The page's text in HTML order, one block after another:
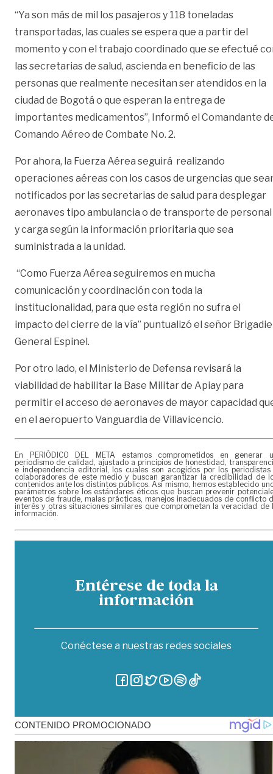
“Ya son más de mil los pasajeros y 118 toneladas
transportadas, las cuales se espera que a partir del
momento y con el trabajo coordinado que se efectué
las secretarias de salud, ascienda en beneficio de las
personas que realmente necesitan ser atendidos en la
ciudad de Bogotá o que esperan la entrega de
importantes medicamentos”, Informó el Comandante
Comando Aéreo de Combate No. 2.
Por ahora, la Fuerza Aérea seguirá realizando
operaciones aéreas con los casos de urgencias que
notificados por las secretarias de salud para desplegar
aeronaves tipo ambulancia o de transporte de personal
y carga según la información prioritaria que sea
suministrada a la unidad.
“Como Fuerza Aérea seguiremos en mucha
comunicación y coordinación con toda la
institucionalidad, para que esta región no sufra el
impacto del cierre de la vía” puntualizó el señor
General Espinel.
Por otro lado, el Ministerio de Defensa revisará la
viabilidad de habilitar la Base Militar de Apiay para
permitir el acceso de aeronaves de mayor capacidad
en el aeropuerto Vanguardia de Villavicencio.
En PERIÓDICO DEL META estamos comprometidos en generar
periodismo de calidad, ajustado a principios de honestidad,
e independencia editorial, los cuales son acogidos por los periodistas
colaboradores de este medio y buscan garantizar la credibilidad de
contenidos ante los distintos públicos. Así mismo, hemos establecido
parámetros sobre los estándares éticos que buscan prevenir
eventos de fraude, malas prácticas, manejos inadecuados de conflicto
interés y otras situaciones similares que comprometan la veracidad de
información.
Entérese de toda la
información
Conéctese a nuestras redes sociales